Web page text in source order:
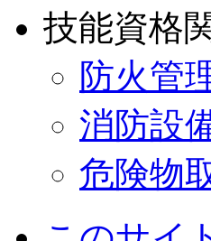
技能資格
防火管
消防設
危険物